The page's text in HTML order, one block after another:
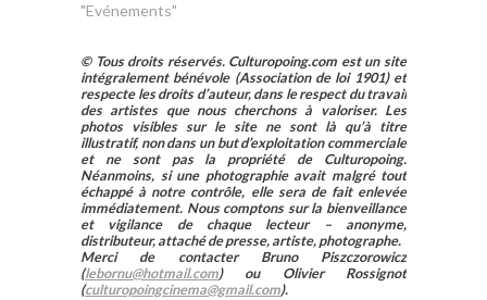
"Evénements"
© Tous droits réservés. Culturopoing.com est un site
intégralement bénévole (Association de loi 1901) et
respecte les droits d’auteur, dans le respect du travail
des artistes que nous cherchons à valoriser. Les
photos visibles sur le site ne sont là qu’à titre
illustratif, non dans un but d’exploitation commerciale
et ne sont pas la propriété de Culturopoing.
Néanmoins, si une photographie avait malgré tout
échappé à notre contrôle, elle sera de fait enlevée
immédiatement. Nous comptons sur la bienveillance
et vigilance de chaque lecteur – anonyme,
distributeur, attaché de presse, artiste, photographe.
Merci de contacter Bruno Piszczorowicz
(lebornu@hotmail.com) ou Olivier Rossignot
(culturopoingcinema@gmail.com).